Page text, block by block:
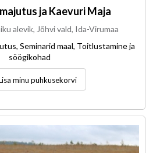
ja Kaevuri Maja
alevik, Jõhvi vald, Ida-Virumaa
Seminarid maal, Toitlustamine ja
söögikohad
minu puhkusekorvi